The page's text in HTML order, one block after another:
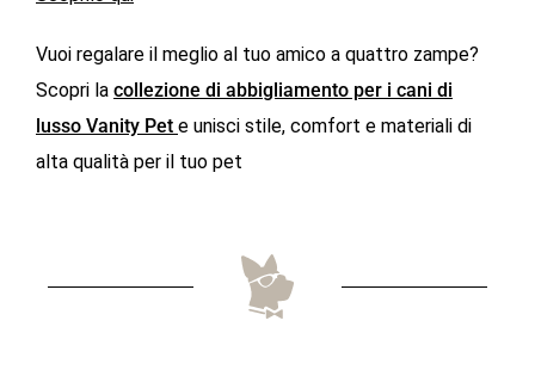
Vuoi regalare il meglio al tuo amico a quattro zampe?
Scopri la collezione di abbigliamento per i cani di
lusso Vanity Pet e unisci stile, comfort e materiali di
alta qualità per il tuo pet